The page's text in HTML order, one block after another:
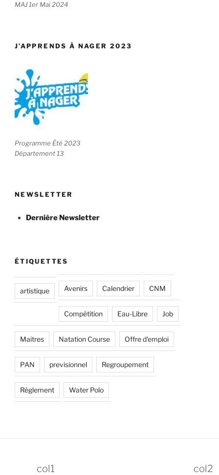
MAJ 1er Mai 2024
J’APPRENDS À NAGER 2023
Programme Été 2023
Département 13
NEWSLETTER
Dernière Newsletter
ÉTIQUETTES
artistique Avenirs Calendrier CNM
Compétition Eau-Libre Job
Maitres Natation Course Offre d'emploi
PAN previsionnel Regroupement
Règlement Water Polo
col1 col2